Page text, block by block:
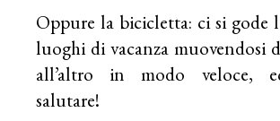
Oppure la bicicletta: ci si gode
luoghi di vacanza muovendosi
all’altro in modo veloce,
salutare!